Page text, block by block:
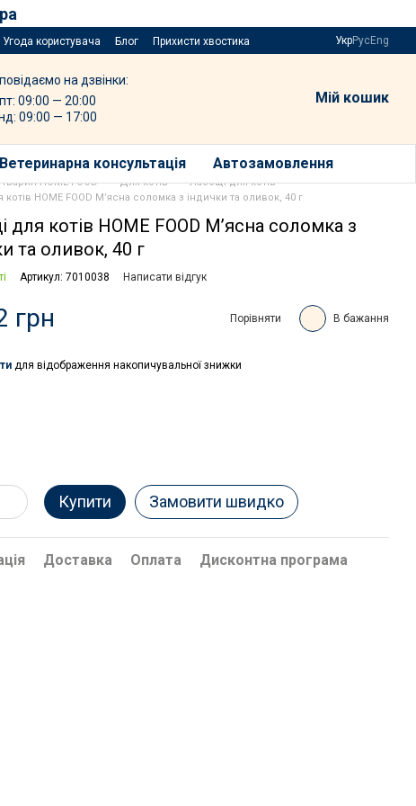
Угода користувача Блог
Прихисти хвостика
УкрРусEng
на дзвінки:
09:00 — 20:00
09:00 — 17:00
Мій кошик
Ветеринарна консультація Автозамовлення
HOME FOOD Для котів
Ласощі для котів
HOME FOOD М’ясна соломка з індички та оливок, 40 г
для котів HOME FOOD М’ясна соломка з
та оливок, 40 г
Артикул: 7010038 Написати відгук
грн Порівняти В бажання
для відображення накопичувальної знижки
Купити Замовити швидко
Доставка Оплата Дисконтна програма